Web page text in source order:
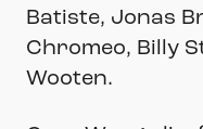
Batiste, Jonas
Chromeo, Billy
Wooten.